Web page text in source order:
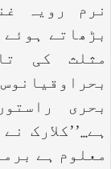
نرم رویہ
بڑھاتے ہوئے
مثلث کی
بحری
ہے...’’کلارک
معلوم ہے